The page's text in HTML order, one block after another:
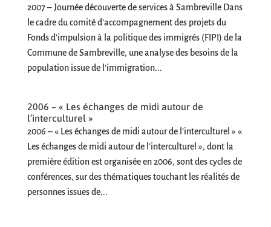
2007 – Journée découverte de services à Sambreville Dans
le cadre du comité d’accompagnement des projets du
Fonds d’impulsion à la politique des immigrés (FIPI) de la
Commune de Sambreville, une analyse des besoins de la
population issue de l’immigration...
2006 – « Les échanges de midi autour de
l’interculturel »
2006 – « Les échanges de midi autour de l’interculturel » «
Les échanges de midi autour de l’interculturel », dont la
première édition est organisée en 2006, sont des cycles de
conférences, sur des thématiques touchant les réalités de
personnes issues de...